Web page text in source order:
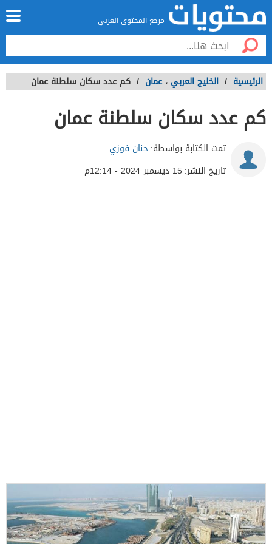
مرجع المحتوى العربي
الرئيسية / الخليج العربي ، عمان / كم عدد سكان سلطنة عمان
كم عدد سكان سلطنة عمان
تمت الكتابة بواسطة:حنان فوزي
تاريخ النشر:15 ديسمبر 2024 - 12:14م